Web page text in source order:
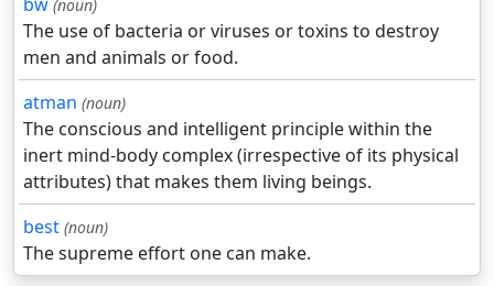
(noun)
The use of bacteria or viruses or toxins to destroy
men and animals or food.
atman (noun)
The conscious and intelligent principle within the
inert mind-body complex (irrespective of its physical
attributes) that makes them living beings.
best (noun)
The supreme effort one can make.